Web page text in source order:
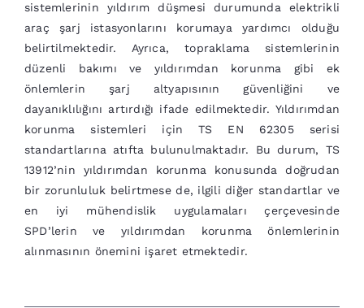
Fiyatlar
sistemlerinin yıldırım düşmesi durumunda elektrikli
araç şarj istasyonlarını korumaya yardımcı olduğu
belirtilmektedir. Ayrıca, topraklama sistemlerinin
düzenli bakımı ve yıldırımdan korunma gibi ek
önlemlerin şarj altyapısının güvenliğini ve
dayanıklılığını artırdığı ifade edilmektedir. Yıldırımdan
korunma sistemleri için TS EN 62305 serisi
standartlarına atıfta bulunulmaktadır. Bu durum, TS
13912’nin yıldırımdan korunma konusunda doğrudan
bir zorunluluk belirtmese de, ilgili diğer standartlar ve
en iyi mühendislik uygulamaları çerçevesinde
SPD’lerin ve yıldırımdan korunma önlemlerinin
alınmasının önemini işaret etmektedir.